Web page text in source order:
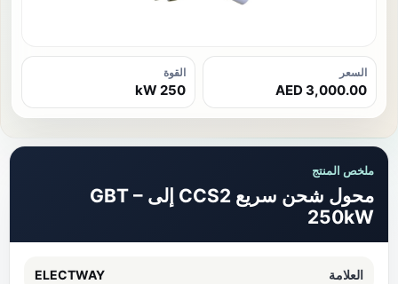
السعر
3,000.00 AED
القوة
250 kW
ملخص المنتج
محول شحن سريع CCS2 إلى GBT –
250kW
العلامة ELECTWAY